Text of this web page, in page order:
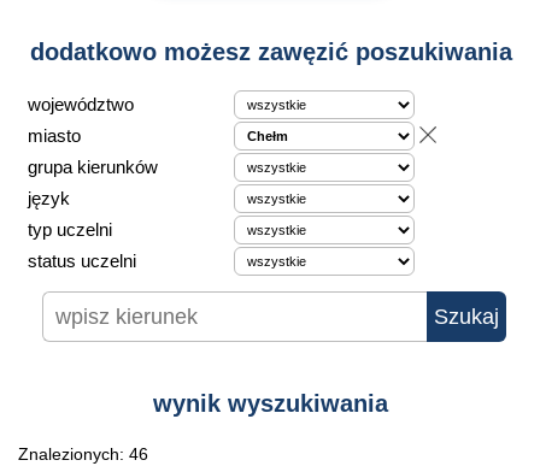
dodatkowo możesz zawęzić poszukiwania
województwo
miasto
grupa kierunków
język
typ uczelni
status uczelni
wynik wyszukiwania
Znalezionych: 46